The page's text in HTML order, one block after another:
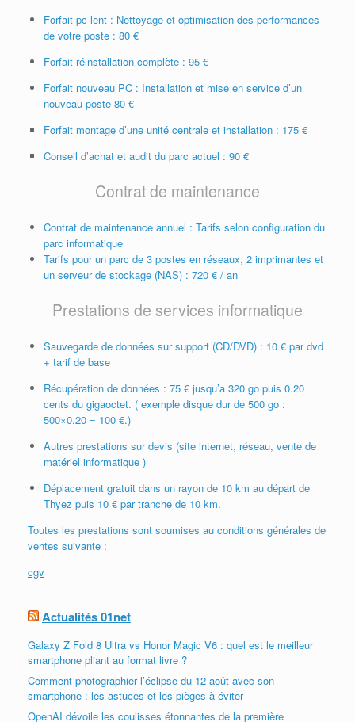
Forfait pc lent : Nettoyage et optimisation des performances
de votre poste : 80 €
Forfait réinstallation complète : 95 €
Forfait nouveau PC : Installation et mise en service d’un
nouveau poste 80 €
Forfait montage d’une unité centrale et installation : 175 €
Conseil d’achat et audit du parc actuel : 90 €
Contrat de maintenance
Contrat de maintenance annuel : Tarifs selon configuration du
parc informatique
Tarifs pour un parc de 3 postes en réseaux, 2 imprimantes et
un serveur de stockage (NAS) : 720 € / an
Prestations de services informatique
Sauvegarde de données sur support (CD/DVD) : 10 € par dvd
+ tarif de base
Récupération de données : 75 € jusqu’a 320 go puis 0.20
cents du gigaoctet. ( exemple disque dur de 500 go :
500×0.20 = 100 €.)
Autres prestations sur devis (site internet, réseau, vente de
matériel informatique )
Déplacement gratuit dans un rayon de 10 km au départ de
Thyez puis 10 € par tranche de 10 km.
Toutes les prestations sont soumises au conditions générales de
ventes suivante :
cgv
Actualités 01net
Galaxy Z Fold 8 Ultra vs Honor Magic V6 : quel est le meilleur
smartphone pliant au format livre ?
Comment photographier l’éclipse du 12 août avec son
smartphone : les astuces et les pièges à éviter
OpenAI dévoile les coulisses étonnantes de la première